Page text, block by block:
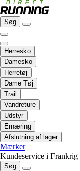
Søg
Herresko
Damesko
Herretøj
Dame Tøj
Trail
Vandreture
Udstyr
Ernæring
Afslutning af lager
Mærker
Kundeservice i Frankrig
Søg